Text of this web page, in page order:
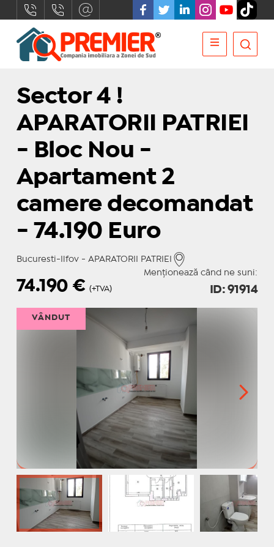
Sector 4 !
APARATORII PATRIEI
- Bloc Nou -
Apartament 2
camere decomandat
- 74.190 Euro
Bucuresti-Ilfov - APARATORII PATRIEI
Menționează când ne suni:
74.190€ (+TVA) ID: 91914
VÂNDUT